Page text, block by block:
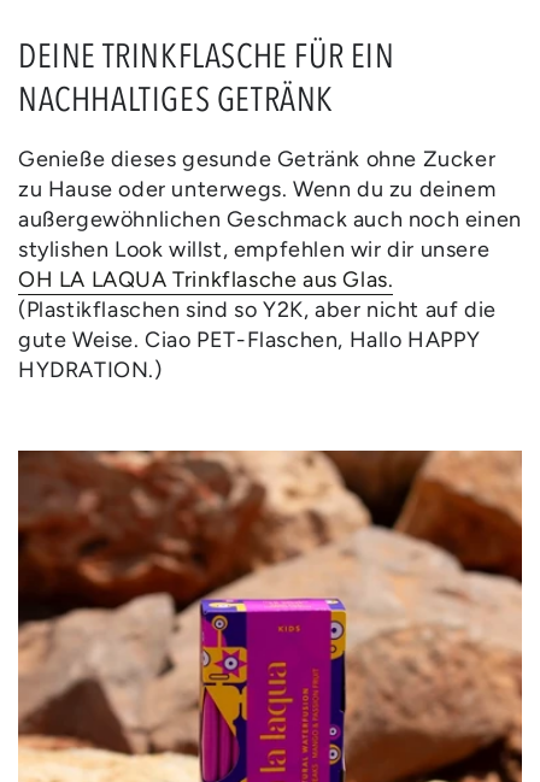
DEINE TRINKFLASCHE FÜR EIN
NACHHALTIGES GETRÄNK
Genieße dieses gesunde Getränk ohne Zucker
zu Hause oder unterwegs. Wenn du zu deinem
außergewöhnlichen Geschmack auch noch einen
stylishen Look willst, empfehlen wir dir unsere
OH LA LAQUA Trinkflasche aus Glas.
(Plastikflaschen sind so Y2K, aber nicht auf die
gute Weise. Ciao PET-Flaschen, Hallo HAPPY
HYDRATION.)